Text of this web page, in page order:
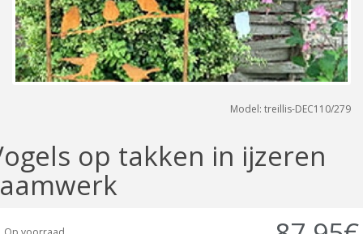
Model: treillis-DEC110/279
op takken in ijzeren